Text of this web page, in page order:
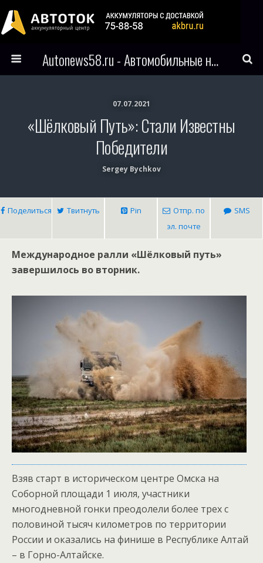
Autonews58.ru - Автомобильные новости Пензы и всего мира
07.07.2021
«Шёлковый Путь»: Стали Известны
Победители
Sergey Bychkov
Поделиться Твитнуть Pin
Отпр. по
эл. почте
SMS
Международное ралли «Шёлковый путь»
завершилось во вторник.
Взяв старт в историческом центре Омска на
Соборной площади 1 июля, участники
многодневной гонки преодолели более трех с
половиной тысяч километров по территории
России и оказались на финише в Республике Алтай
– в Горно-Алтайске.